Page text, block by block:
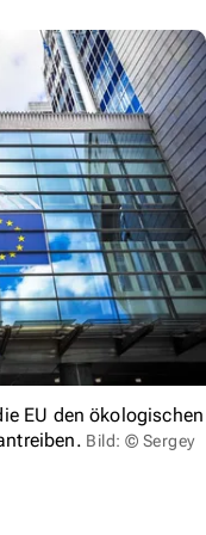
EU den ökologischen
Bild: © Sergey